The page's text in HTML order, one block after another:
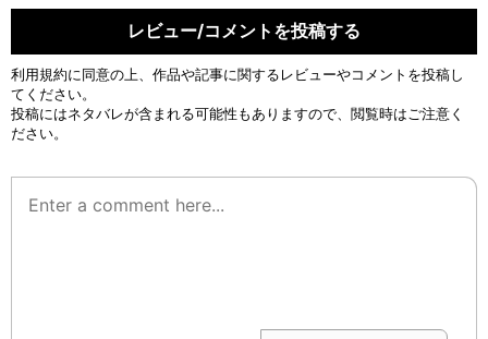
レビュー/コメントを投稿する
利用規約に同意の上、作品や記事に関するレビューやコメントを投稿し
てください。
投稿にはネタバレが含まれる可能性もありますので、閲覧時はご注意く
ださい。